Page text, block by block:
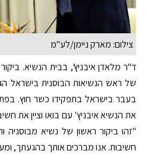
צילום: מארק ניימן/לע"מ
ד"ר מלאדן איבניץ', בבית הנשיא.
של ראש הנשיאות הבוסנית בישראל
בעבר בישראל בתפקידו כשר חוץ.
את הנשיא איבניץ' עם בואו וציין את
"זהו ביקור ראשון של נשיא מבוסניה
חשיבות. אנו מברכים אותך בהגעתך,